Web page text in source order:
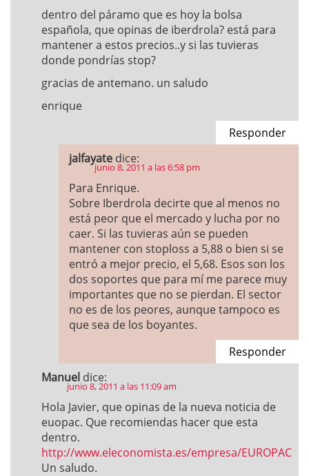
dentro del páramo que es hoy la bolsa
española, que opinas de iberdrola? está para
mantener a estos precios..y si las tuvieras
donde pondrías stop?
gracias de antemano. un saludo
enrique
Responder
jalfayate dice:
junio 8, 2011 a las 6:58 pm
Para Enrique.
Sobre Iberdrola decirte que al menos no
está peor que el mercado y lucha por no
caer. Si las tuvieras aún se pueden
mantener con stoploss a 5,88 o bien si se
entró a mejor precio, el 5,68. Esos son los
dos soportes que para mí me parece muy
importantes que no se pierdan. El sector
no es de los peores, aunque tampoco es
que sea de los boyantes.
Responder
Manuel dice:
junio 8, 2011 a las 11:09 am
Hola Javier, que opinas de la nueva noticia de
euopac. Que recomiendas hacer que esta
dentro.
http://www.eleconomista.es/empresa/EUROPAC
Un saludo.